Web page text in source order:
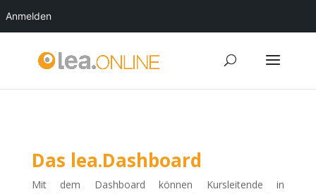
Anmelden
Das lea.Dashboard
Mit dem Dashboard können Kursleitende in